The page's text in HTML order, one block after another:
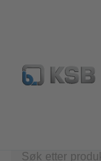
Produktsøk